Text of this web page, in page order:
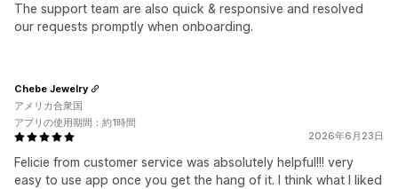
The support team are also quick & responsive and resolved
our requests promptly when onboarding.
2026年6月23日
Felicie from customer service was absolutely helpful!!! very
easy to use app once you get the hang of it. I think what I liked
Chebe Jewelry
アメリカ合衆国
アプリの使用期間：約1時間